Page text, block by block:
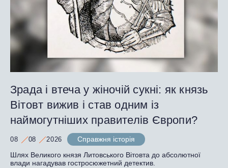
Зрада і втеча у жіночій сукні: як князь
Вітовт вижив і став одним із
наймогутніших правителів Європи?
08 08 2026
Справжня історія
Шлях Великого князя Литовського Вітовта до абсолютної
влади нагадував гостросюжетний детектив.